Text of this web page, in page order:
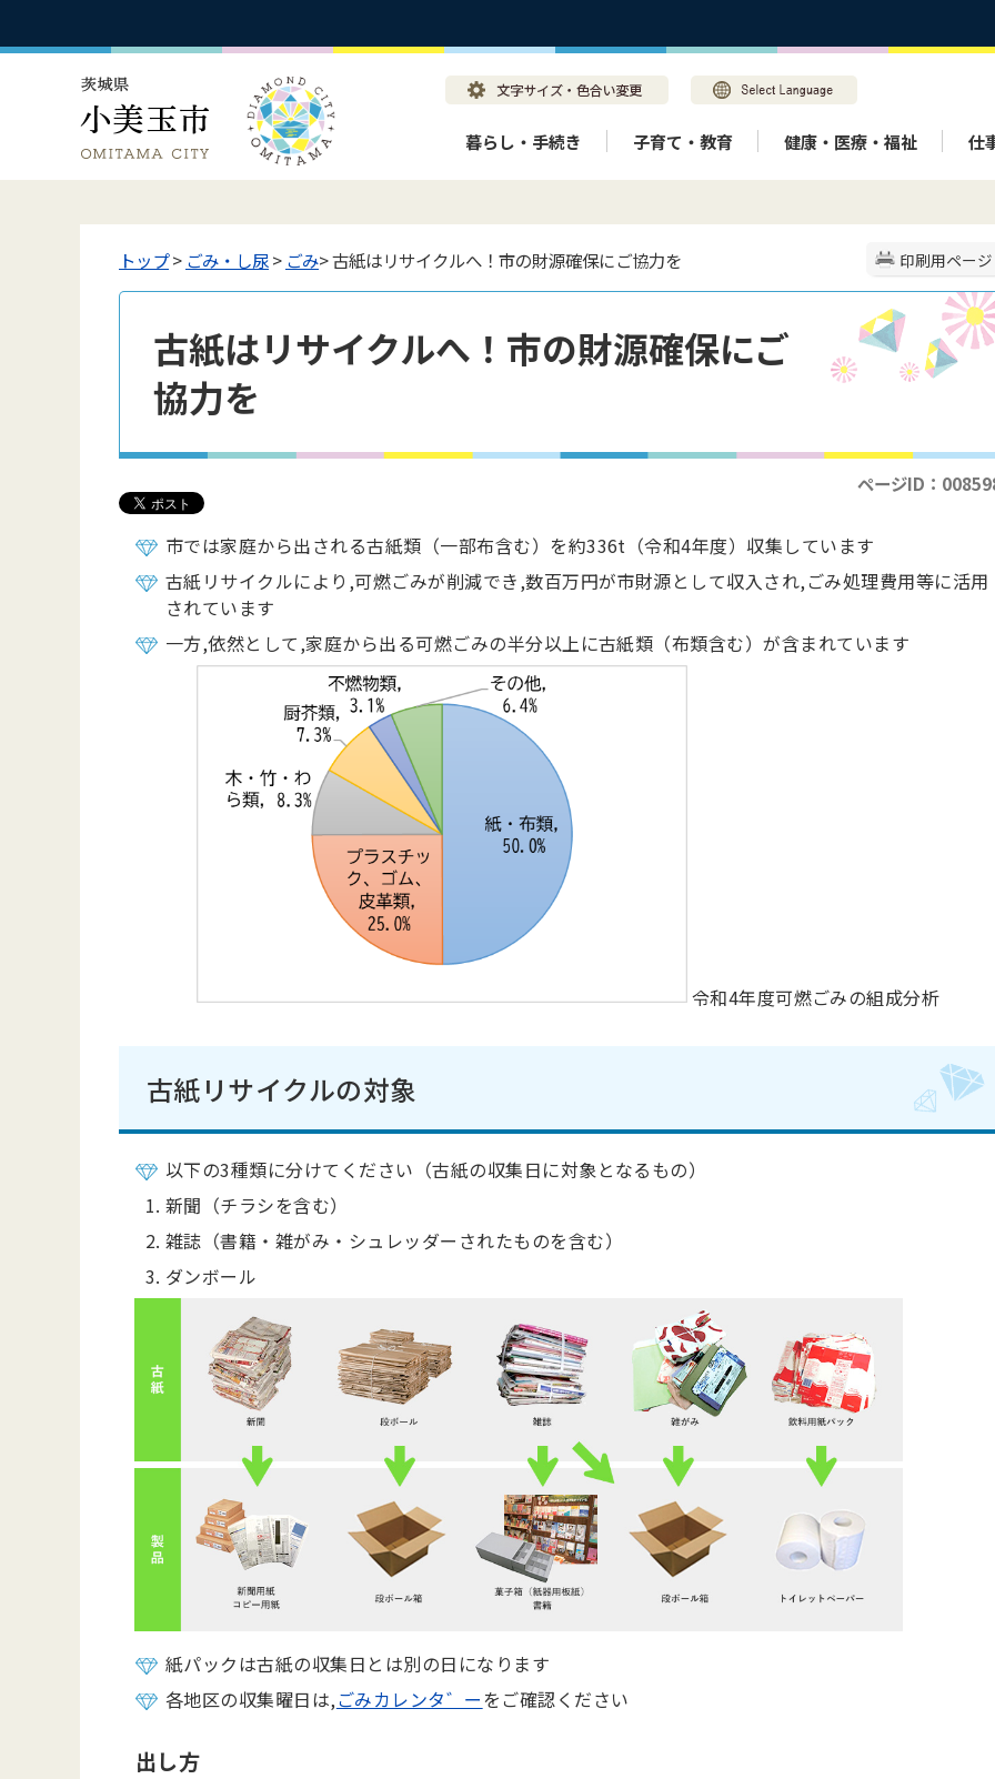
暮らし・手続き 子育て・教育 健康・医療・福祉 仕
印刷用ページ
トップ> ごみ・し尿> ごみ> 古紙はリサイクルへ！市の財源確保にご協力を
古紙はリサイクルへ！市の財源確保にご
協力を
ページID：
市では家庭から出される古紙類（一部布含む）を約336t（令和4年度）収集しています
古紙リサイクルにより,可燃ごみが削減でき,数百万円が市財源として収入され,ごみ処理費用等に活用
されています
一方,依然として,家庭から出る可燃ごみの半分以上に古紙類（布類含む）が含まれています
令和4年度可燃ごみの組成分析
古紙リサイクルの対象
以下の3種類に分けてください（古紙の収集日に対象となるもの）
新聞（チラシを含む）
雑誌（書籍・ 雑がみ・シュレッダーされたものを含む）
ダンボール
紙パックは古紙の収集日とは別の日になります
各地区の収集曜日は,ごみカレンタ゛ーをご確認ください
出し方